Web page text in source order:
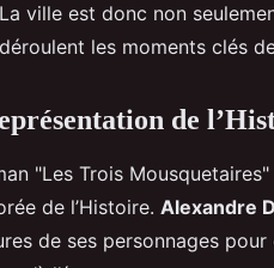
ville est donc non
les moments clés
de
"Les Trois
de l’Histoire. Alexandre
de ses personnages